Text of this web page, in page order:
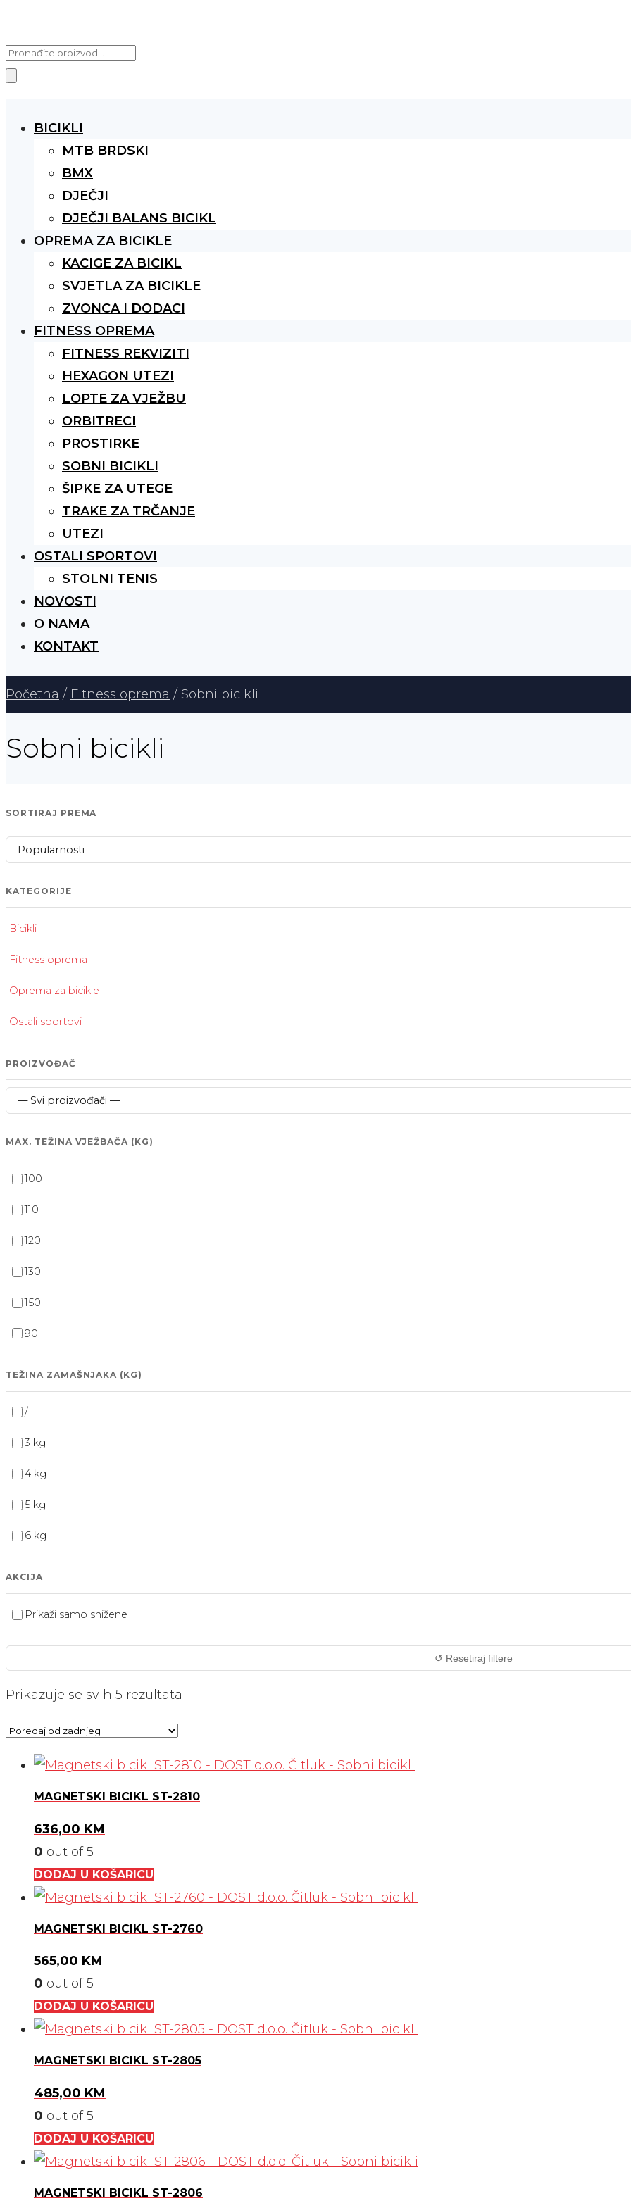
Products
search
BICIKLI
MTB BRDSKI
BMX
DJEČJI
DJEČJI BALANS BICIKL
OPREMA ZA BICIKLE
KACIGE ZA BICIKL
SVJETLA ZA BICIKLE
ZVONCA I DODACI
FITNESS OPREMA
FITNESS REKVIZITI
HEXAGON UTEZI
LOPTE ZA VJEŽBU
ORBITRECI
PROSTIRKE
SOBNI BICIKLI
ŠIPKE ZA UTEGE
TRAKE ZA TRČANJE
UTEZI
OSTALI SPORTOVI
STOLNI TENIS
NOVOSTI
O NAMA
KONTAKT
Početna / Fitness oprema / Sobni bicikli
Sobni bicikli
SORTIRAJ PREMA
KATEGORIJE
Bicikli
Fitness oprema
Oprema za bicikle
Ostali sportovi
PROIZVOĐAČ
MAX. TEŽINA VJEŽBAČA (KG)
100
110
120
130
150
90
TEŽINA ZAMAŠNJAKA (KG)
/
3 kg
4 kg
5 kg
6 kg
AKCIJA
Prikaži samo snižene
↺ Resetiraj filtere
Prikazuje se svih 5 rezultata
MAGNETSKI BICIKL ST-2810
636,00 KM
0 out of 5
DODAJ U KOŠARICU
MAGNETSKI BICIKL ST-2760
565,00 KM
0 out of 5
DODAJ U KOŠARICU
MAGNETSKI BICIKL ST-2805
485,00 KM
0 out of 5
DODAJ U KOŠARICU
MAGNETSKI BICIKL ST-2806